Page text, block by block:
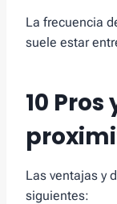
La frecuencia
suele estar
10
Las ventajas y
siguientes: